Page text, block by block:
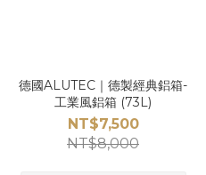
德國ALUTEC｜德製經典鋁箱-
工業風鋁箱 (73L)
NT$7,500
NT$8,000